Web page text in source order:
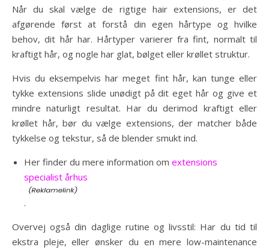
Når du skal vælge de rigtige hair extensions, er det
afgørende først at forstå din egen hårtype og hvilke
behov, dit hår har. Hårtyper varierer fra fint, normalt til
kraftigt hår, og nogle har glat, bølget eller krøllet struktur.
Hvis du eksempelvis har meget fint hår, kan tunge eller
tykke extensions slide unødigt på dit eget hår og give et
mindre naturligt resultat. Har du derimod kraftigt eller
krøllet hår, bør du vælge extensions, der matcher både
tykkelse og tekstur, så de blender smukt ind.
Her finder du mere information om extensions
specialist århus
.
Overvej også din daglige rutine og livsstil: Har du tid til
ekstra pleje, eller ønsker du en mere low-maintenance